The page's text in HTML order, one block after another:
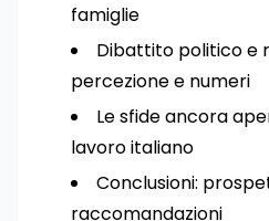
famiglie
Dibattito politico e
percezione e numeri
Le sfide ancora
lavoro italiano
Conclusioni:
raccomandazioni